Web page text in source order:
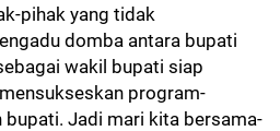
pihak yang tidak
domba antara bupati
wakil bupati siap
program-
Jadi mari kita bersama-